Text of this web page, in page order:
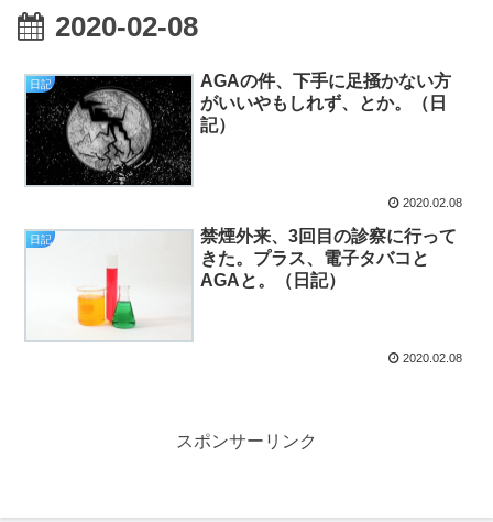
2020-02-08
日記
AGAの件、下手に足掻かない方
がいいやもしれず、とか。（日
記）
2020.02.08
日記
禁煙外来、3回目の診察に行って
きた。プラス、電子タバコと
AGAと。（日記）
2020.02.08
スポンサーリンク